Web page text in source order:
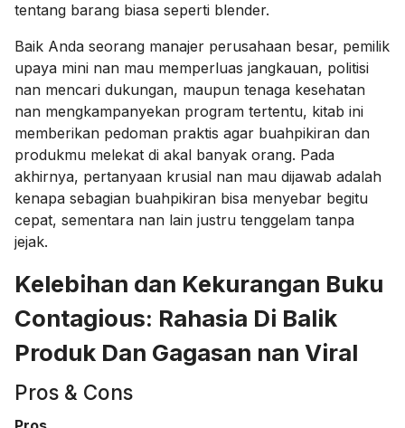
tentang barang biasa seperti blender.
Baik Anda seorang manajer perusahaan besar, pemilik
upaya mini nan mau memperluas jangkauan, politisi
nan mencari dukungan, maupun tenaga kesehatan
nan mengkampanyekan program tertentu, kitab ini
memberikan pedoman praktis agar buahpikiran dan
produkmu melekat di akal banyak orang. Pada
akhirnya, pertanyaan krusial nan mau dijawab adalah
kenapa sebagian buahpikiran bisa menyebar begitu
cepat, sementara nan lain justru tenggelam tanpa
jejak.
Kelebihan dan Kekurangan Buku
Contagious: Rahasia Di Balik
Produk Dan Gagasan nan Viral
Pros & Cons